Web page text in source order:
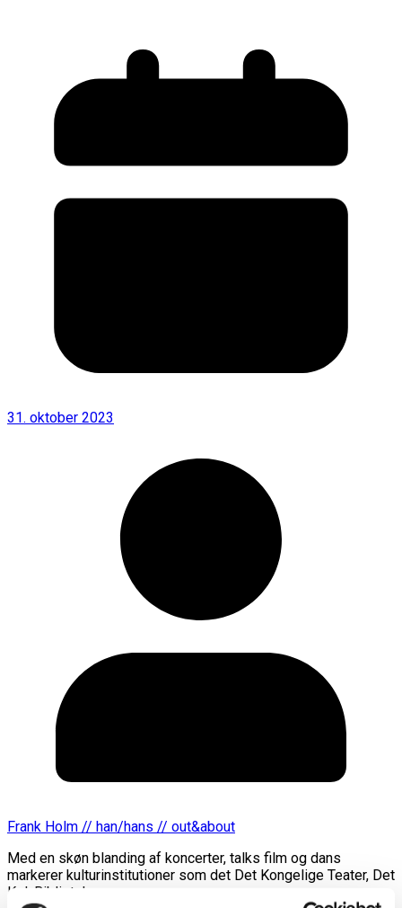
31. oktober 2023
Frank Holm // han/hans // out&about
Med en skøn blanding af koncerter, talks film og dans
markerer kulturinstitutioner som det Det Kongelige Teater, Det
Kgl. Bibliotek,